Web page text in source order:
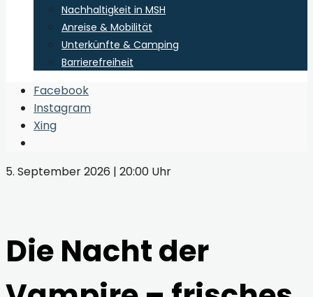
Nachhaltigkeit in MSH
Anreise & Mobilität
Unterkünfte & Camping
Barrierefreiheit
Open
Search
Window
Facebook
Instagram
Xing
Window
5. September 2026 | 20:00 Uhr
Die Nacht der